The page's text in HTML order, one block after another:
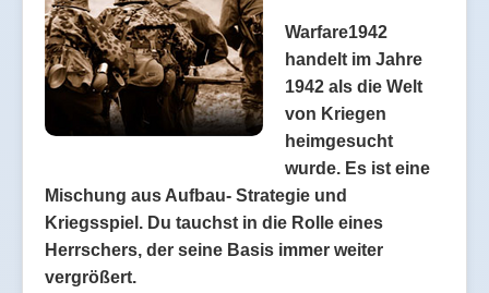
Warfare1942
handelt im Jahre
1942 als die Welt
von Kriegen
heimgesucht
wurde. Es ist eine
Mischung aus Aufbau- Strategie und
Kriegsspiel. Du tauchst in die Rolle eines
Herrschers, der seine Basis immer weiter
vergrößert.